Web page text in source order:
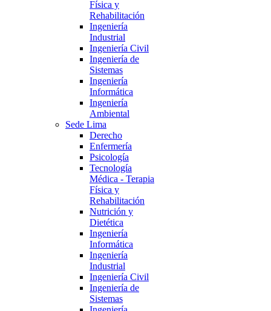
Física y
Rehabilitación
Ingeniería
Industrial
Ingeniería Civil
Ingeniería de
Sistemas
Ingeniería
Informática
Ingeniería
Ambiental
Sede Lima
Derecho
Enfermería
Psicología
Tecnología
Médica - Terapia
Física y
Rehabilitación
Nutrición y
Dietética
Ingeniería
Informática
Ingeniería
Industrial
Ingeniería Civil
Ingeniería de
Sistemas